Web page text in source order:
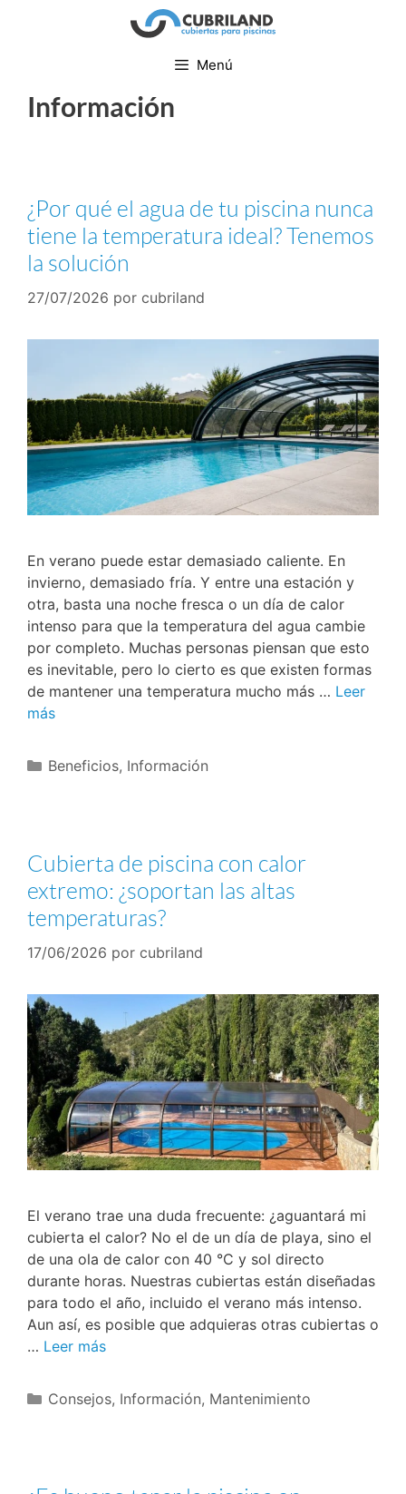
Menú
Información
¿Por qué el agua de tu piscina nunca
tiene la temperatura ideal? Tenemos
la solución
27/07/2026 por cubriland
En verano puede estar demasiado caliente. En
invierno, demasiado fría. Y entre una estación y
otra, basta una noche fresca o un día de calor
intenso para que la temperatura del agua cambie
por completo. Muchas personas piensan que esto
es inevitable, pero lo cierto es que existen formas
de mantener una temperatura mucho más … Leer
más
Beneficios, Información
Cubierta de piscina con calor
extremo: ¿soportan las altas
temperaturas?
17/06/2026 por cubriland
El verano trae una duda frecuente: ¿aguantará mi
cubierta el calor? No el de un día de playa, sino el
de una ola de calor con 40 °C y sol directo
durante horas. Nuestras cubiertas están diseñadas
para todo el año, incluido el verano más intenso.
Aun así, es posible que adquieras otras cubiertas o
… Leer más
Consejos, Información, Mantenimiento